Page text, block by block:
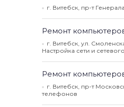
г. Витебск, пр-т
Ремонт
г. Витебск, ул.
Настройка сети и
Ремонт
г. Витебск, пр-т
телефонов